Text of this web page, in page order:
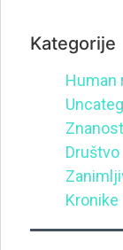
Kategorije
Human
Znanost
Društvo
Kronike